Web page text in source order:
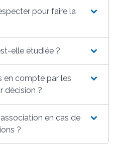
pour faire la
elle étudiée ?
en compte par les
décision ?
en cas de
?